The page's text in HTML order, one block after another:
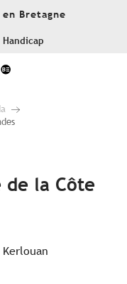
Bretagne
Handicap
de la Côte